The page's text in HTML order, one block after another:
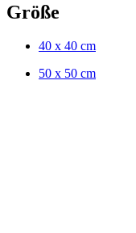
Größe
40 x 40 cm
50 x 50 cm